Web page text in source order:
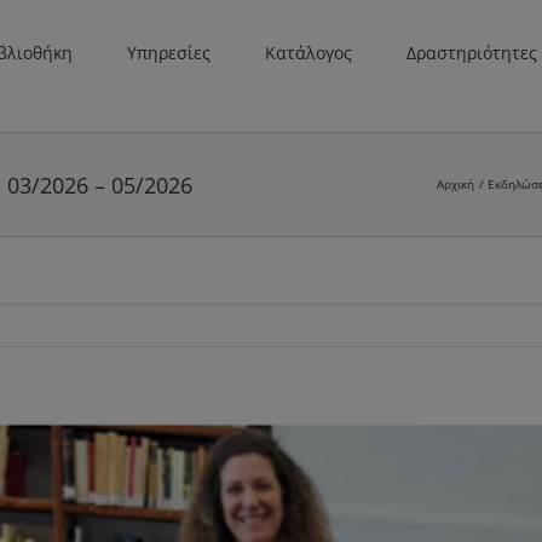
Υπηρεσίες Κατάλογος Δραστηριότητες
2026 – 05/2026 Αρχική